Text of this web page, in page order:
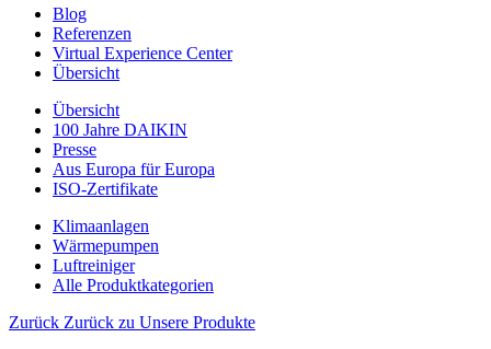
Blog
Referenzen
Virtual Experience Center
Übersicht
Übersicht
100 Jahre DAIKIN
Presse
Aus Europa für Europa
ISO-Zertifikate
Klimaanlagen
Wärmepumpen
Luftreiniger
Alle Produktkategorien
Zurück Zurück zu Unsere Produkte